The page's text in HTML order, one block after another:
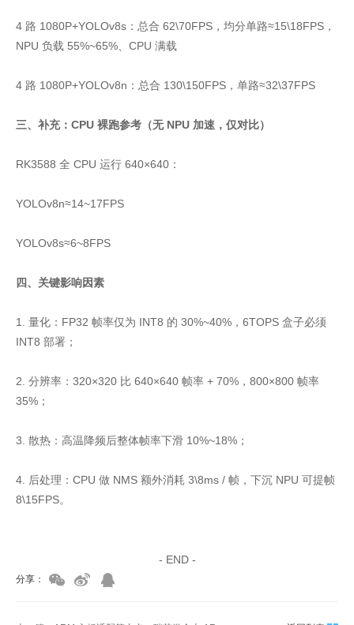
4 路 1080P+YOLOv8s：总合 62\70FPS，均分单路≈15\18FPS，
NPU 负载 55%~65%、CPU 满载
4 路 1080P+YOLOv8n：总合 130\150FPS，单路≈32\37FPS
三、补充：CPU 裸跑参考（无 NPU 加速，仅对比）
RK3588 全 CPU 运行 640×640：
YOLOv8n≈14~17FPS
YOLOv8s≈6~8FPS
四、关键影响因素
1. 量化：FP32 帧率仅为 INT8 的 30%~40%，6TOPS 盒子必须
INT8 部署；
2. 分辨率：320×320 比 640×640 帧率 + 70%，800×800 帧率
35%；
3. 散热：高温降频后整体帧率下滑 10%~18%；
4. 后处理：CPU 做 NMS 额外消耗 3\8ms / 帧，下沉 NPU 可提帧
8\15FPS。
- END -
分享：